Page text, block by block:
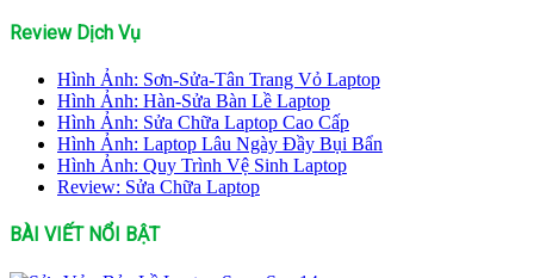
Review Dịch Vụ
Hình Ảnh: Sơn-Sửa-Tân Trang Vỏ Laptop
Hình Ảnh: Hàn-Sửa Bàn Lề Laptop
Hình Ảnh: Sửa Chữa Laptop Cao Cấp
Hình Ảnh: Laptop Lâu Ngày Đầy Bụi Bẩn
Hình Ảnh: Quy Trình Vệ Sinh Laptop
Review: Sửa Chữa Laptop
BÀI VIẾT NỔI BẬT